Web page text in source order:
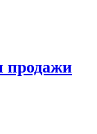
продажи